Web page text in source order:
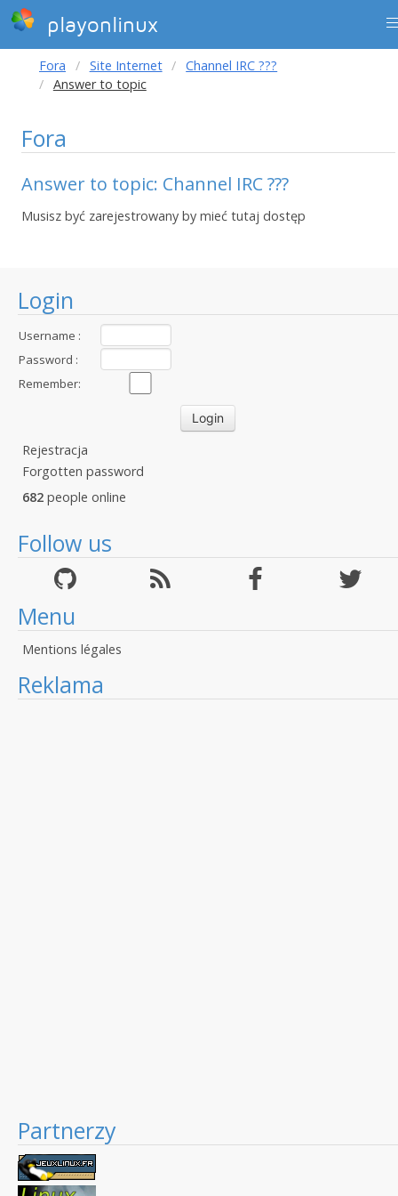
playonlinux
Login
Username :
Password :
Remember:
Rejestracja
Forgotten password
682 people online
Follow us
Menu
Mentions légales
Reklama
Partnerzy
Fora Site Internet
Channel IRC ???
Answer to topic
Fora
Answer to topic: Channel IRC ???
Musisz być zarejestrowany by mieć tutaj dostęp